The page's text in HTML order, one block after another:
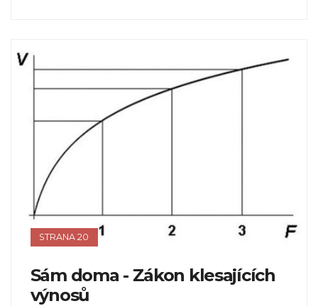
STRANA 20
Sám doma - Zákon klesajících
výnosů